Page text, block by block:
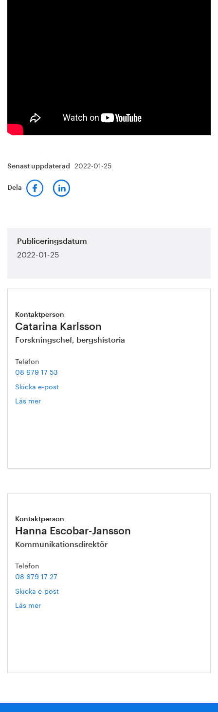
Senast uppdaterad 2022-01-25
Dela
Publiceringsdatum
2022-01-25
Kontaktperson
Catarina Karlsson
Forskningschef, bergshistoria
Telefon
08 679 17 53
Skicka e-post
Läs mer
Kontaktperson
Hanna Escobar-Jansson
Kommunikationsdirektör
Telefon
08 679 17 27
Skicka e-post
Läs mer